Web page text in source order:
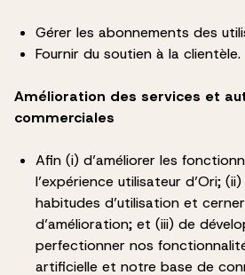
Gérer les abonnements des
Fournir du soutien à la clientèle.
Amélioration des services et
commerciales
Afin (i) d’améliorer les
l’expérience utilisateur d’Ori; (ii)
habitudes d’utilisation et
d’amélioration; et (iii) de
perfectionner nos
artificielle et notre base de